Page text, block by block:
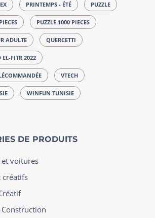
PRINTEMPS - ÉTÉ PUZZLE
PUZZLE 1000 PIECES
ADULTE QUERCETTI
EL-FITR 2022
VTECH
WINFUN TUNISIE
DE PRODUITS
et voitures
créatifs